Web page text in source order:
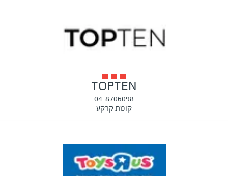
TOPTEN
04-8706098
קומת קרקע